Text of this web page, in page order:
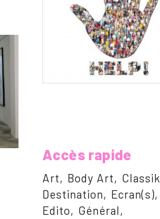
Accès rapide
Art Body Art
Classik
Destination
Ecran(s)
Edito
Général